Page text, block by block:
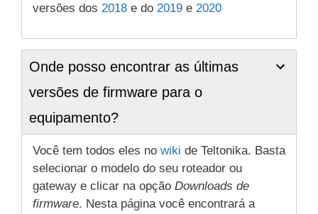
versões dos 2018 e do 2019 e 2020
Onde posso encontrar as últimas
versões de firmware para o
equipamento?
Você tem todos eles no wiki de Teltonika. Basta
selecionar o modelo do seu roteador ou
gateway e clicar na opção Downloads de
firmware. Nesta página você encontrará a